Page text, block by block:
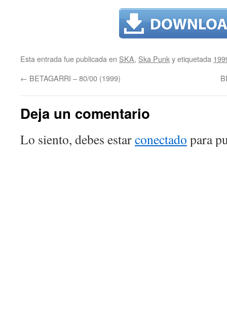
Esta entrada fue publicada en SKA, Ska Punky etiquetada
← BETAGARRI – 80/00 (1999)
Deja un comentario
Lo siento, debes estarconectado para